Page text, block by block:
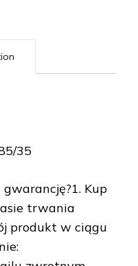
35
Kup
trwania
produkt w ciągu